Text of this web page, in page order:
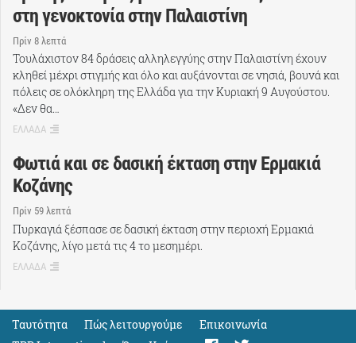
στη γενοκτονία στην Παλαιστίνη
Πρίν 8 λεπτά
Τουλάχιστον 84 δράσεις αλληλεγγύης στην Παλαιστίνη έχουν
κληθεί μέχρι στιγμής και όλο και αυξάνονται σε νησιά, βουνά και
πόλεις σε ολόκληρη της Ελλάδα για την Κυριακή 9 Αυγούστου.
«Δεν θα…
ΕΛΛΑΔΑ
Φωτιά και σε δασική έκταση στην Ερμακιά
Κοζάνης
Πρίν 59 λεπτά
Πυρκαγιά ξέσπασε σε δασική έκταση στην περιοχή Ερμακιά
Κοζάνης, λίγο μετά τις 4 το μεσημέρι.
ΕΛΛΑΔΑ
Ταυτότητα Πώς λειτουργούμε
Eπικοινωνία